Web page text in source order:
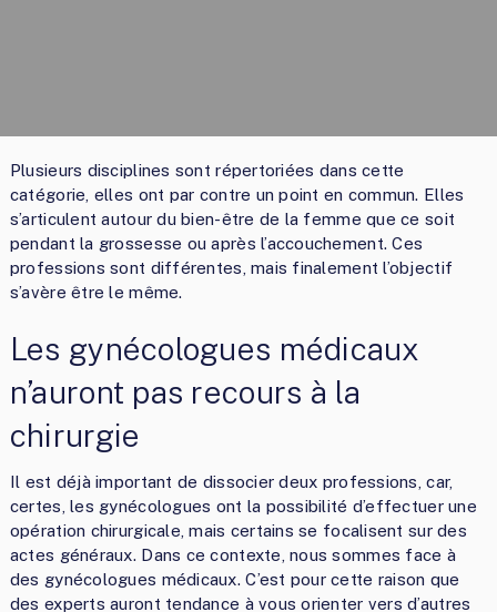
Plusieurs disciplines sont répertoriées dans cette
catégorie, elles ont par contre un point en commun. Elles
s’articulent autour du bien-être de la femme que ce soit
pendant la grossesse ou après l’accouchement. Ces
professions sont différentes, mais finalement l’objectif
s’avère être le même.
Les gynécologues médicaux
n’auront pas recours à la
chirurgie
Il est déjà important de dissocier deux professions, car,
certes, les gynécologues ont la possibilité d’effectuer une
opération chirurgicale, mais certains se focalisent sur des
actes généraux. Dans ce contexte, nous sommes face à
des gynécologues médicaux. C’est pour cette raison que
des experts auront tendance à vous orienter vers d’autres